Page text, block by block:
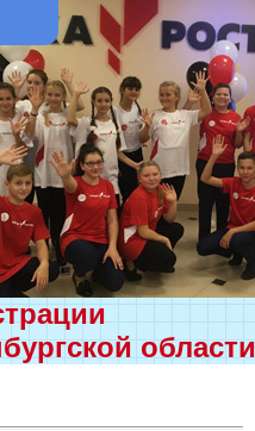
области